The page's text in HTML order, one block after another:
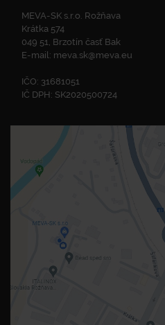
MEVA-SK s.r.o. Rožňava
Krátka 574
049 51, Brzotín časť Bak
E-mail: meva.sk@meva.eu
IČO: 31681051
IČ DPH: SK2020500724